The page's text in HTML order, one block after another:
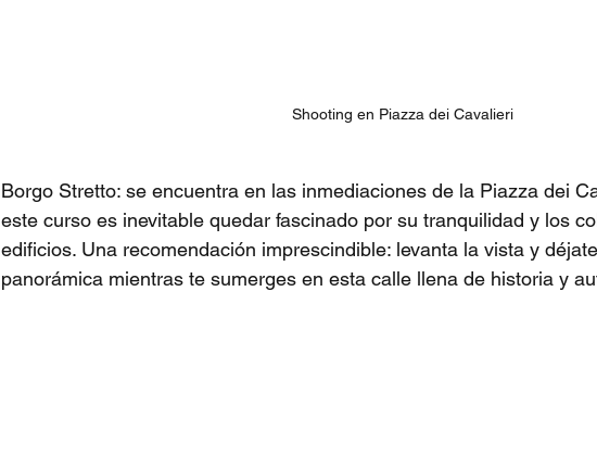
Shooting en Piazza dei Cavalieri
Borgo Stretto: se encuentra en las inmediaciones de la Piazza dei
este curso es inevitable quedar fascinado por su tranquilidad y los
edificios. Una recomendación imprescindible: levanta la vista y
panorámica mientras te sumerges en esta calle llena de historia y